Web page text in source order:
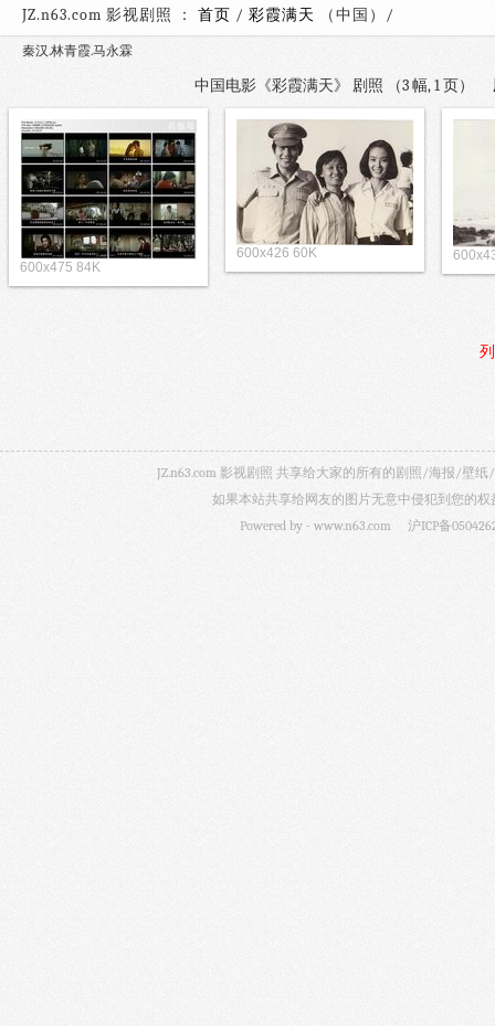
JZ.n63.com 影视剧照 ： 首页 / 彩霞满天 （中国）
秦汉.林青霞.马永霖
中国电影《彩霞满天》 剧照 （3 幅, 1 页）
600x475 84K
600x426 60K
JZ.n63.com 影视剧照 共享给大家的所有的剧照/海报/壁
如果本站共享给网友的图片无意中侵犯到您的
Powered by - www.n63.com 沪ICP备